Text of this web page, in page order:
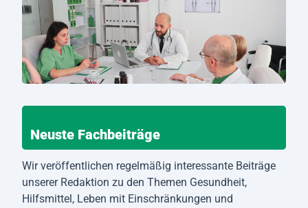
Neuste Fachbeiträge
Wir veröffentlichen regelmäßig interessante Beiträge
unserer Redaktion zu den Themen Gesundheit,
Hilfsmittel, Leben mit Einschränkungen und